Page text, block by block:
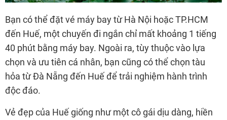
Bạn có thể đặt vé máy bay từ Hà Nội hoặc TP.HCM
đến Huế, một chuyến đi ngắn chỉ mất khoảng 1 tiếng
40 phút bằng máy bay. Ngoài ra, tùy thuộc vào lựa
chọn và ưu tiên cá nhân, bạn cũng có thể chọn tàu
hỏa từ Đà Nẵng đến Huế để trải nghiệm hành trình
độc đáo.
Vẻ đẹp của Huế giống như một cô gái dịu dàng, hiền